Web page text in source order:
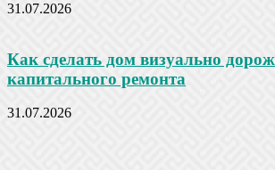
31.07.2026
Как сделать дом визуально
капитального ремонта
31.07.2026